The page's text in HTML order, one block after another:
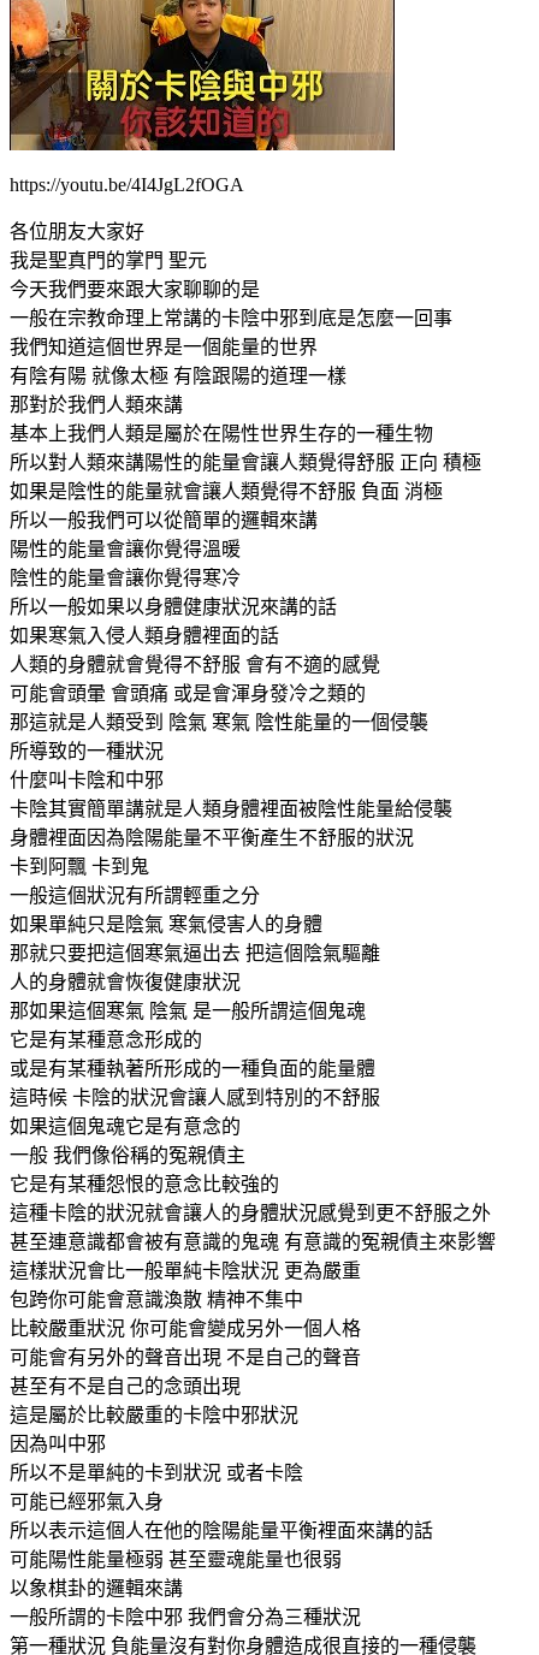
https://youtu.be/4I4JgL2fOGA
各位朋友大家好
我是聖真門的掌門 聖元
今天我們要來跟大家聊聊的是
一般在宗教命理上常講的卡陰中邪到底是怎麼一回事
我們知道這個世界是一個能量的世界
有陰有陽 就像太極 有陰跟陽的道理一樣
那對於我們人類來講
基本上我們人類是屬於在陽性世界生存的一種生物
所以對人類來講陽性的能量會讓人類覺得舒服 正向 積極
如果是陰性的能量就會讓人類覺得不舒服 負面 消極
所以一般我們可以從簡單的邏輯來講
陽性的能量會讓你覺得溫暖
陰性的能量會讓你覺得寒冷
所以一般如果以身體健康狀況來講的話
如果寒氣入侵人類身體裡面的話
人類的身體就會覺得不舒服 會有不適的感覺
可能會頭暈 會頭痛 或是會渾身發冷之類的
那這就是人類受到 陰氣 寒氣 陰性能量的一個侵襲
所導致的一種狀況
什麼叫卡陰和中邪
卡陰其實簡單講就是人類身體裡面被陰性能量給侵襲
身體裡面因為陰陽能量不平衡產生不舒服的狀況
卡到阿飄 卡到鬼
一般這個狀況有所謂輕重之分
如果單純只是陰氣 寒氣侵害人的身體
那就只要把這個寒氣逼出去 把這個陰氣驅離
人的身體就會恢復健康狀況
那如果這個寒氣 陰氣 是一般所謂這個鬼魂
它是有某種意念形成的
或是有某種執著所形成的一種負面的能量體
這時候 卡陰的狀況會讓人感到特別的不舒服
如果這個鬼魂它是有意念的
一般 我們像俗稱的冤親債主
它是有某種怨恨的意念比較強的
這種卡陰的狀況就會讓人的身體狀況感覺到更不舒服之外
甚至連意識都會被有意識的鬼魂 有意識的冤親債主來影響
這樣狀況會比一般單純卡陰狀況 更為嚴重
包跨你可能會意識渙散 精神不集中
比較嚴重狀況 你可能會變成另外一個人格
可能會有另外的聲音出現 不是自己的聲音
甚至有不是自己的念頭出現
這是屬於比較嚴重的卡陰中邪狀況
因為叫中邪
所以不是單純的卡到狀況 或者卡陰
可能已經邪氣入身
所以表示這個人在他的陰陽能量平衡裡面來講的話
可能陽性能量極弱 甚至靈魂能量也很弱
以象棋卦的邏輯來講
一般所謂的卡陰中邪 我們會分為三種狀況
第一種狀況 負能量沒有對你身體造成很直接的一種侵襲